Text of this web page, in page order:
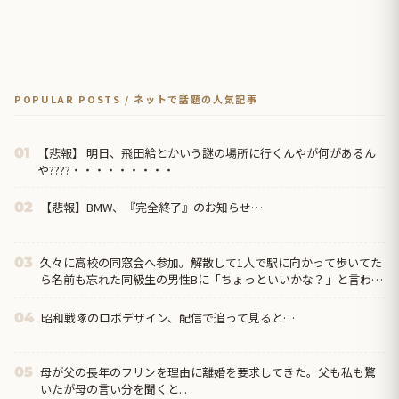
POPULAR POSTS / ネットで話題の人気記事
01
【悲報】 明日、飛田給とかいう謎の場所に行くんやが何があるん
や????・・・・・・・・・
02 【悲報】BMW、『完全終了』のお知らせ…
03 久々に高校の同窓会へ参加。解散して1人で駅に向かって歩いてた
ら名前も忘れた同級生の男性Bに「ちょっといいかな？」と言われ
04 昭和戦隊のロボデザイン、配信で追って見ると…
05 母が父の長年のフリンを理由に離婚を要求してきた。父も私も驚
いたが母の言い分を聞くと...